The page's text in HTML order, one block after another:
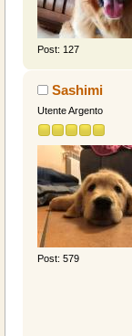
Post: 127
Sashimi
Utente Argento
Post: 579